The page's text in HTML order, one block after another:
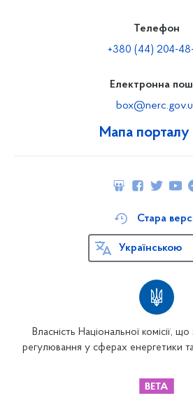
Мапа порталу
Телефон
+380 (44) 204-
Електронна
Власність Національної комісії,
регулювання у сферах енергетики
Стара
Українською